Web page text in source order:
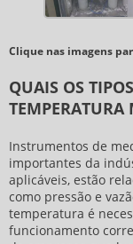
Clique nas imagens
QUAIS OS
Instrumentos de
importantes da
aplicáveis, estão
como pressão e
temperatura é
funcionamento